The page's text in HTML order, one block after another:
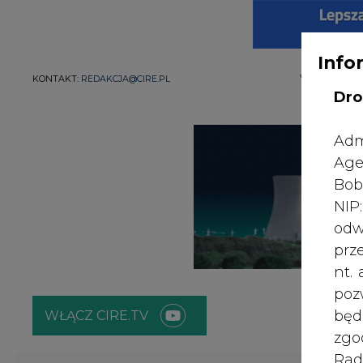
KONTAKT: REDAKCJA@CIRE.PL WYDAWCA
WŁĄCZ CIRE.TV
nt.